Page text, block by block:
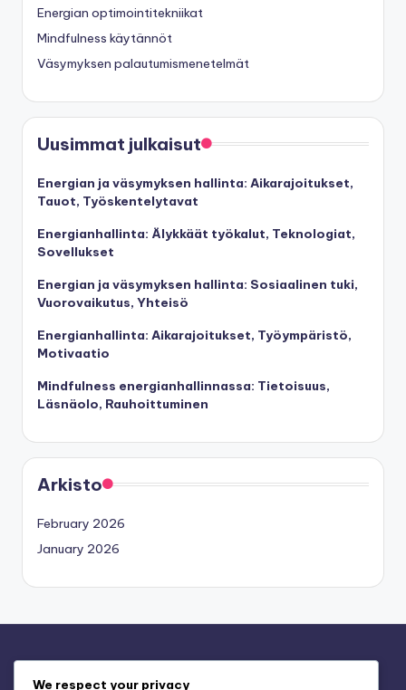
Energian optimointitekniikat
Mindfulness käytännöt
Väsymyksen palautumismenetelmät
Uusimmat julkaisut
Energian ja väsymyksen hallinta: Aikarajoitukset,
Tauot, Työskentelytavat
Energianhallinta: Älykkäät työkalut, Teknologiat,
Sovellukset
Energian ja väsymyksen hallinta: Sosiaalinen tuki,
Vuorovaikutus, Yhteisö
Energianhallinta: Aikarajoitukset, Työympäristö,
Motivaatio
Mindfulness energianhallinnassa: Tietoisuus,
Läsnäolo, Rauhoittuminen
Arkisto
February 2026
January 2026
We respect your privacy